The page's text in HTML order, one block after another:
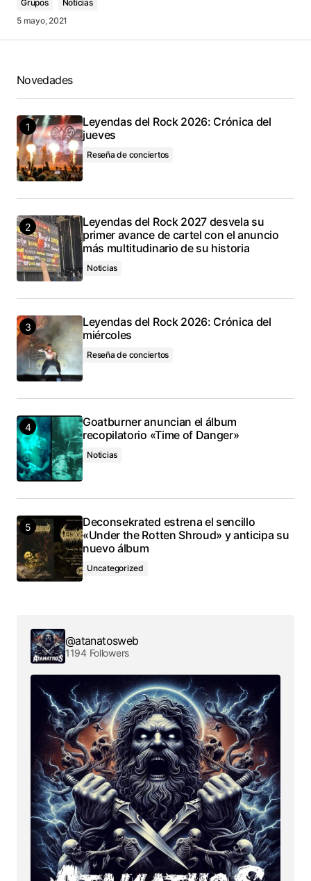
Grupos
Noticias
5 mayo, 2021
Novedades
Leyendas del Rock 2026: Crónica del
jueves
Reseña de conciertos
Leyendas del Rock 2027 desvela su
primer avance de cartel con el anuncio
más multitudinario de su historia
Noticias
Leyendas del Rock 2026: Crónica del
miércoles
Reseña de conciertos
Goatburner anuncian el álbum
recopilatorio «Time of Danger»
Noticias
Deconsekrated estrena el sencillo
«Under the Rotten Shroud» y anticipa su
nuevo álbum
Uncategorized
@atanatosweb
1194 Followers